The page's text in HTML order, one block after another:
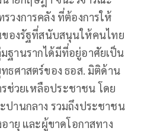
วงการคลัง ที่ต้องการให้
ของรัฐที่สนับสนุนให้คนไทย
ฐานรากได้มีที่อยู่อาศัยเป็น
ธศาสตร์ของ ธอส. มิติด้าน
ช่วยเหลือประชาชน โดย
ปานกลาง รวมถึงประชาชน
ายุ และผู้ขาดโอกาสทาง